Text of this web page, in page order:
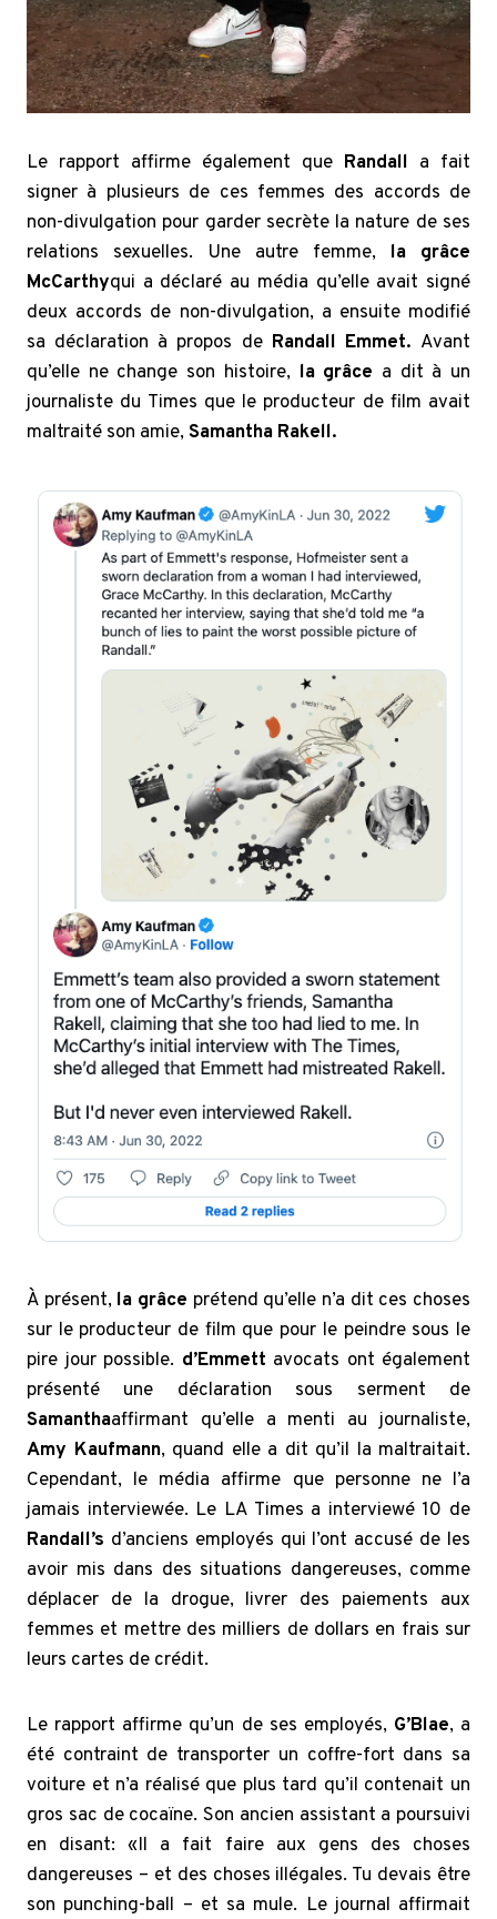
Le rapport affirme également que Randall a fait
signer à plusieurs de ces femmes des accords de
non-divulgation pour garder secrète la nature de ses
relations sexuelles. Une autre femme, la grâce
McCarthyqui a déclaré au média qu’elle avait signé
deux accords de non-divulgation, a ensuite modifié
sa déclaration à propos de Randall Emmet. Avant
qu’elle ne change son histoire, la grâce a dit à un
journaliste du Times que le producteur de film avait
maltraité son amie,Samantha Rakell.
À présent, la grâce prétend qu’elle n’a dit ces choses
sur le producteur de film que pour le peindre sous le
pire jour possible. d’Emmett avocats ont également
présenté une déclaration sous serment de
Samanthaaffirmant qu’elle a menti au journaliste,
Amy Kaufmann, quand elle a dit qu’il la maltraitait.
Cependant, le média affirme que personne ne l’a
jamais interviewée. Le LA Times a interviewé 10 de
Randall’s d’anciens employés qui l’ont accusé de les
avoir mis dans des situations dangereuses, comme
déplacer de la drogue, livrer des paiements aux
femmes et mettre des milliers de dollars en frais sur
leurs cartes de crédit.
Le rapport affirme qu’un de ses employés, G’Blae, a
été contraint de transporter un coffre-fort dans sa
voiture et n’a réalisé que plus tard qu’il contenait un
gros sac de cocaïne. Son ancien assistant a poursuivi
en disant: «Il a fait faire aux gens des choses
dangereuses – et des choses illégales. Tu devais être
son punching-ball – et sa mule. Le journal affirmait